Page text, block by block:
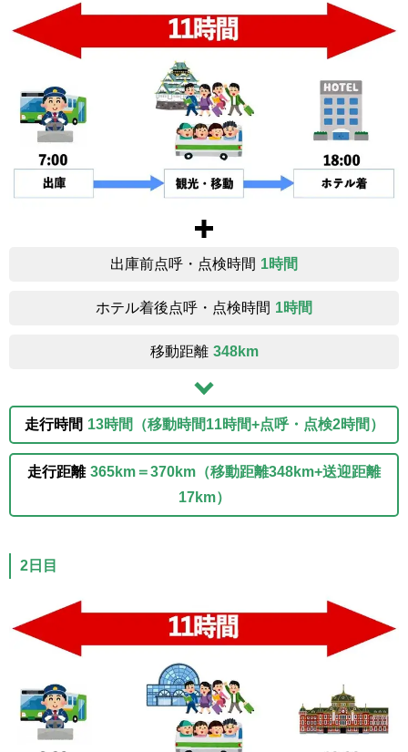
出庫前点呼・点検時間 1時間
ホテル着後点呼・点検時間 1時間
移動距離 348km
走行時間 13時間（移動時間11時間+点呼・点検2時間）
走行距離 365km＝370km（移動距離348km+送迎距離
17km）
2日目